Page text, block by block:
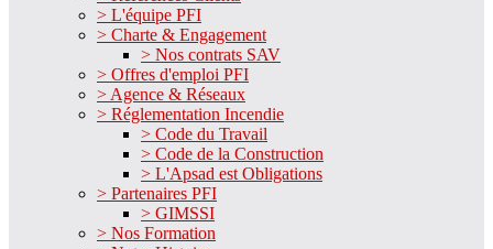
> L'équipe PFI
> Charte & Engagement
> Nos contrats SAV
> Offres d'emploi PFI
> Agence & Réseaux
> Réglementation Incendie
> Code du Travail
> Code de la Construction
> L'Apsad est Obligations
> Partenaires PFI
> GIMSSI
> Nos Formation